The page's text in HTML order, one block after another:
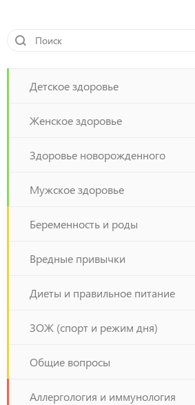
прочным веществом, чем эмаль),
Ежедневное использование
промежутков, но и проводить массаж
Детское здоровье
Женское здоровье
Здоровье новорожденного
Мужское здоровье
Беременность и роды
Вредные привычки
Диеты и правильное питание
ЗОЖ (спорт и режим дня)
Общие вопросы
Аллергология и иммунология